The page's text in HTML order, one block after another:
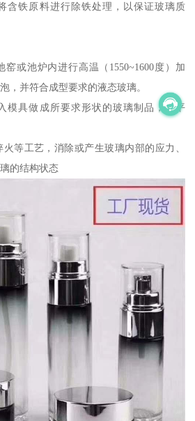
含铁原料进行除铁处理，以保证玻璃质
或池炉内进行高温（1550~1600度）加
，并符合成型要求的液态玻璃。
模具做成所要求形状的玻璃制品，如平
等工艺，消除或产生玻璃内部的应力、
的结构状态